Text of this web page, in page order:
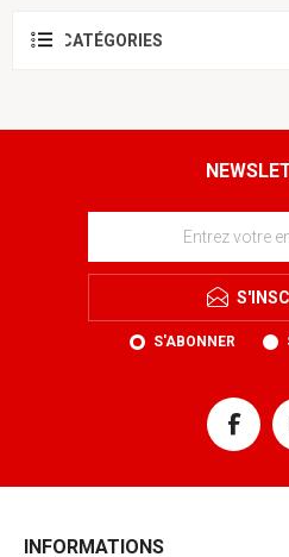
CATÉGORIES
S'ABONNER
INFORMATIONS